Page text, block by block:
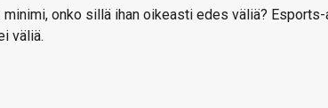
minimi, onko sillä ihan oikeasti edes väliä?
väliä.